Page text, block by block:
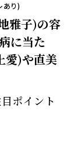
あり)
雅子)の容
に当た
愛)や直美
ポイント